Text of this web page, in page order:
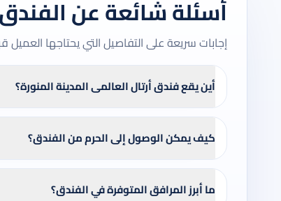
أسئلة شائعة عن
إجابات سريعة على التفاصيل التي يحتاجها
أين يقع فندق أرتال العالمى المدينة المنورة؟
كيف يمكن الوصول إلى الحرم من الفندق؟
ما أبرز المرافق المتوفرة في الفندق؟